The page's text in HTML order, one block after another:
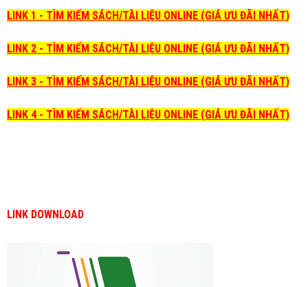
LINK 1 - TÌM KIẾM SÁCH/TÀI LIỆU ONLINE (GIÁ ƯU ĐÃI NHẤT)
LINK 2 - TÌM KIẾM SÁCH/TÀI LIỆU ONLINE (GIÁ ƯU ĐÃI NHẤT)
LINK 3 - TÌM KIẾM SÁCH/TÀI LIỆU ONLINE (GIÁ ƯU ĐÃI NHẤT)
LINK 4 - TÌM KIẾM SÁCH/TÀI LIỆU ONLINE (GIÁ ƯU ĐÃI NHẤT)
LINK DOWNLOAD